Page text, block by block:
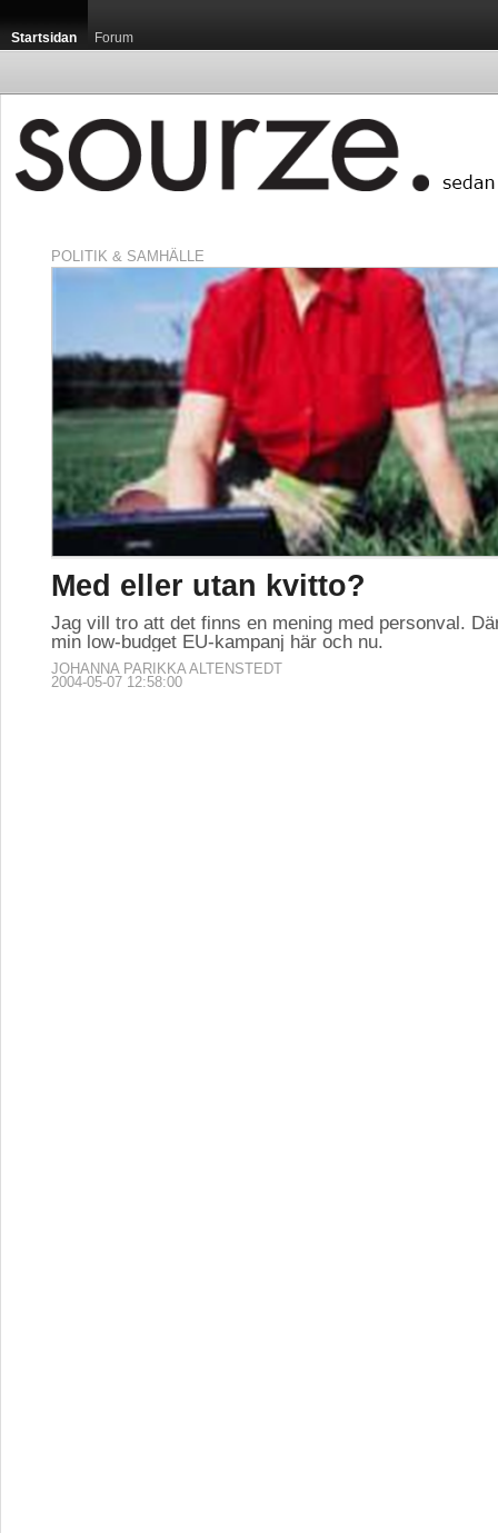
Startsidan Forum
POLITIK & SAMHÄLLE
Med eller utan kvitto?
Jag vill tro att det finns en mening med personval.
min low-budget EU-kampanj här och nu.
JOHANNA PARIKKA ALTENSTEDT
2004-05-07 12:58:00